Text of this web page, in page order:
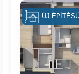
ÚJ